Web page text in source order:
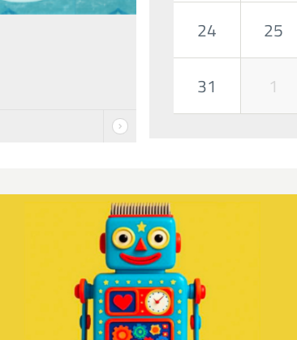
24 25
31 1